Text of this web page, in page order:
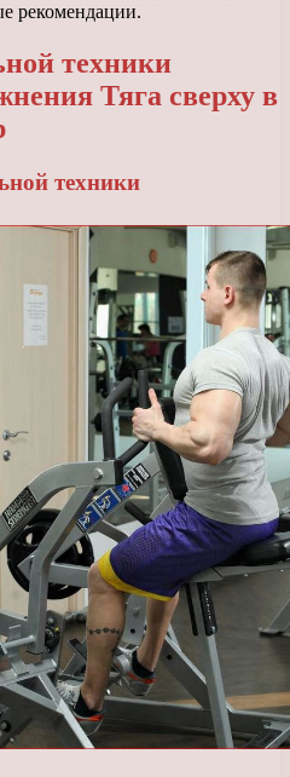
рекомендации.
техники
Тяга сверху в
техники